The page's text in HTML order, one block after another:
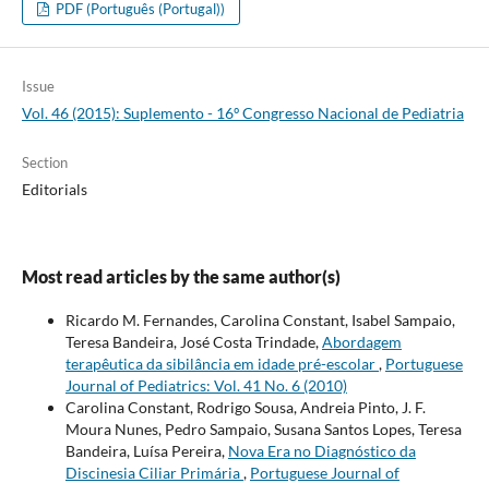
PDF (Português (Portugal))
Issue
Vol. 46 (2015): Suplemento - 16º Congresso Nacional de Pediatria
Section
Editorials
Most read articles by the same author(s)
Ricardo M. Fernandes, Carolina Constant, Isabel Sampaio,
Teresa Bandeira, José Costa Trindade,Abordagem
terapêutica da sibilância em idade pré-escolar, Portuguese
Journal of Pediatrics: Vol. 41 No. 6 (2010)
Carolina Constant, Rodrigo Sousa, Andreia Pinto, J. F.
Moura Nunes, Pedro Sampaio, Susana Santos Lopes, Teresa
Bandeira, Luísa Pereira, Nova Era no Diagnóstico da
Discinesia Ciliar Primária, Portuguese Journal of